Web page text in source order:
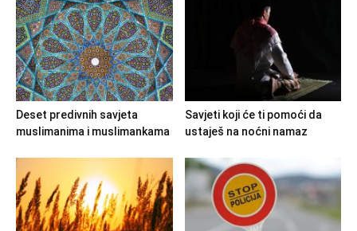
Deset predivnih savjeta
muslimanima i muslimankama
Savjeti koji će ti pomoći da
ustaješ na noćni namaz